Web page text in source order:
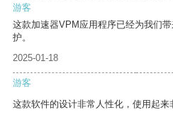
游客
这款加速器VPM应用程序已经为我们
护。
2025-01-18
游客
这款软件的设计非常人性化，使用起来